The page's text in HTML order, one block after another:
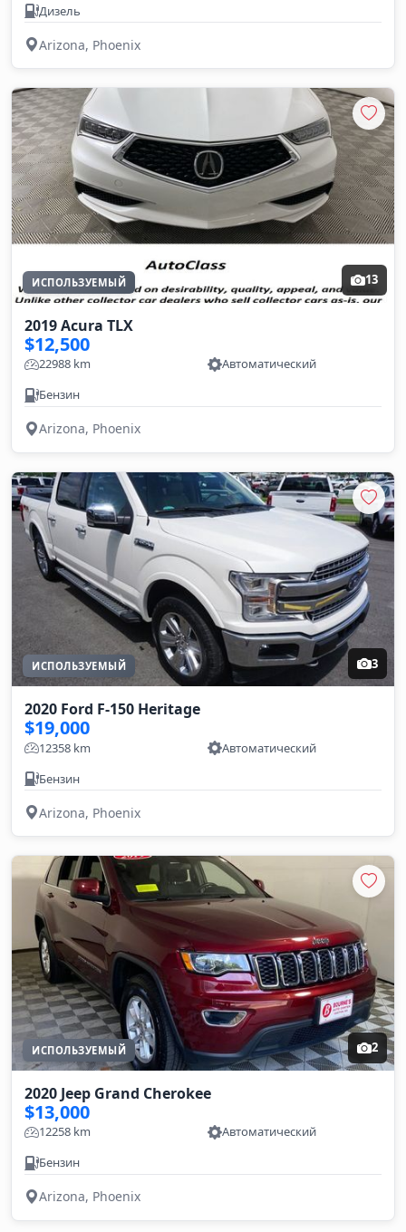
Дизель
Arizona, Phoenix
13
ИСПОЛЬЗУЕМЫЙ
2019 Acura TLX
$12,500
22988 km
Автоматический
Бензин
Arizona, Phoenix
3
ИСПОЛЬЗУЕМЫЙ
2020 Ford F-150 Heritage
$19,000
12358 km
Автоматический
Бензин
Arizona, Phoenix
2
ИСПОЛЬЗУЕМЫЙ
2020 Jeep Grand Cherokee
$13,000
12258 km
Автоматический
Бензин
Arizona, Phoenix